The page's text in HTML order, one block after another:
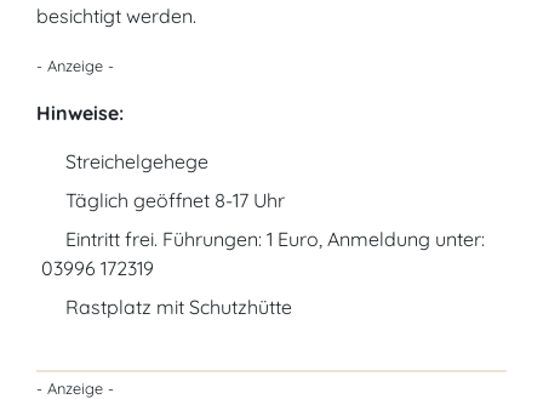
besichtigt werden.
- Anzeige -
Hinweise:
Streichelgehege
Täglich geöffnet 8-17 Uhr
Eintritt frei. Führungen: 1 Euro, Anmeldung unter:
03996 172319
Rastplatz mit Schutzhütte
- Anzeige -